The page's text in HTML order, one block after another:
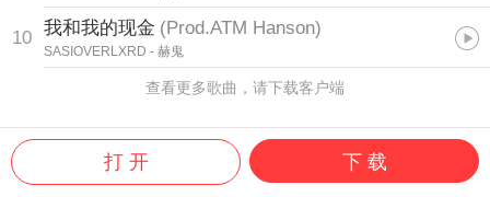
10 我和我的现金 (Prod.ATM Hanson)
SASIOVERLXRD - 赫鬼
查看更多歌曲，请下载客户端
打 开 下 载